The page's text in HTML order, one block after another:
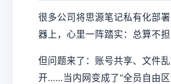
很多公司将思源笔记私有化部
器上，心里一阵踏实：总算不担
但问题来了：账号共享、文件
开……当内网变成了“全员自由区